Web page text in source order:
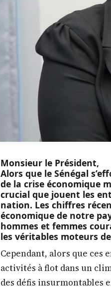
Monsieur le Président,
Alors que le Sénégal
de la crise économique
crucial que jouent les
nation. Les chiffres
économique de notre
hommes et femmes
les véritables moteurs
Cependant, alors que
activités à flot dans un
des défis insurmontables